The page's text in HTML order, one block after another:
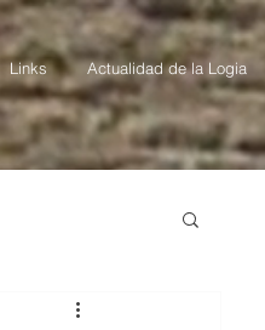
Links Actualidad de la Logia